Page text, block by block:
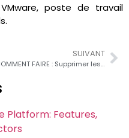
poste de travail
SUIVANT
COMMENT FAIRE : Supprimer les courriers indésirables dans Exim
Platform: Features,